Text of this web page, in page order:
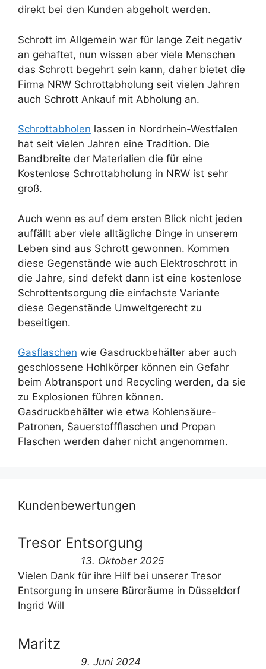
direkt bei den Kunden abgeholt werden.
Schrott im Allgemein war für lange Zeit negativ
an gehaftet, nun wissen aber viele Menschen
das Schrott begehrt sein kann, daher bietet die
Firma NRW Schrottabholung seit vielen Jahren
auch Schrott Ankauf mit Abholung an.
Schrottabholen lassen in Nordrhein-Westfalen
hat seit vielen Jahren eine Tradition. Die
Bandbreite der Materialien die für eine
Kostenlose Schrottabholung in NRW ist sehr
groß.
Auch wenn es auf dem ersten Blick nicht jeden
auffällt aber viele alltägliche Dinge in unserem
Leben sind aus Schrott gewonnen. Kommen
diese Gegenstände wie auch Elektroschrott in
die Jahre, sind defekt dann ist eine kostenlose
Schrottentsorgung die einfachste Variante
diese Gegenstände Umweltgerecht zu
beseitigen.
Gasflaschen wie Gasdruckbehälter aber auch
geschlossene Hohlkörper können ein Gefahr
beim Abtransport und Recycling werden, da sie
zu Explosionen führen können.
Gasdruckbehälter wie etwa Kohlensäure-
Patronen, Sauerstoffflaschen und Propan
Flaschen werden daher nicht angenommen.
Kundenbewertungen
Tresor Entsorgung
13. Oktober 2025
Vielen Dank für ihre Hilf bei unserer Tresor
Entsorgung in unsere Büroräume in Düsseldorf
Ingrid Will
Maritz
9. Juni 2024